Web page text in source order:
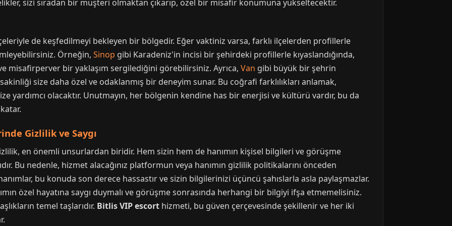
sizi sıradan bir müşteri olmaktan çıkarıp, özel bir misafir konumuna yükseltecektir.
de keşfedilmeyi bekleyen bir bölgedir. Eğer vaktiniz varsa, farklı ilçelerden profillerle
Örneğin, Sinop gibi Karadeniz'in incisi bir şehirdeki profillerle kıyaslandığında,
misafirperver bir yaklaşım sergilediğini görebilirsiniz. Ayrıca, Van gibi büyük bir şehrin
size daha özel ve odaklanmış bir deneyim sunar. Bu coğrafi farklılıkları anlamak,
yardımcı olacaktır. Unutmayın, her bölgenin kendine has bir enerjisi ve kültürü vardır, bu da
Gizlilik ve Saygı
en önemli unsurlardan biridir. Hem sizin hem de hanımın kişisel bilgileri ve görüşme
Bu nedenle, hizmet alacağınız platformun veya hanımın gizlilik politikalarını önceden
bu konuda son derece hassastır ve sizin bilgilerinizi üçüncü şahıslarla asla paylaşmazlar.
özel hayatına saygı duymalı ve görüşme sonrasında herhangi bir bilgiyi ifşa etmemelisiniz.
temel taşlarıdır. Bitlis VIP escort hizmeti, bu güven çerçevesinde şekillenir ve her iki